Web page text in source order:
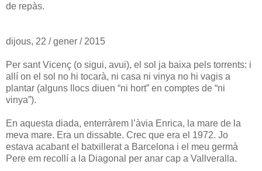
de repàs.
dijous, 22 / gener / 2015
Per sant Vicenç (o sigui, avui), el sol ja baixa pels torrents: i
allí on el sol no hi tocarà, ni casa ni vinya no hi vagis a
plantar (alguns llocs diuen “ni hort” en comptes de “ni
vinya”).
En aquesta diada, enterràrem l’àvia Enrica, la mare de la
meva mare. Era un dissabte. Crec que era el 1972. Jo
estava acabant el batxillerat a Barcelona i el meu germà
Pere em recollí a la Diagonal per anar cap a Vallveralla.